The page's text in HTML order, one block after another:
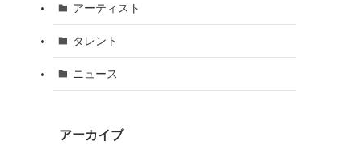
アーティスト
タレント
ニュース
アーカイブ